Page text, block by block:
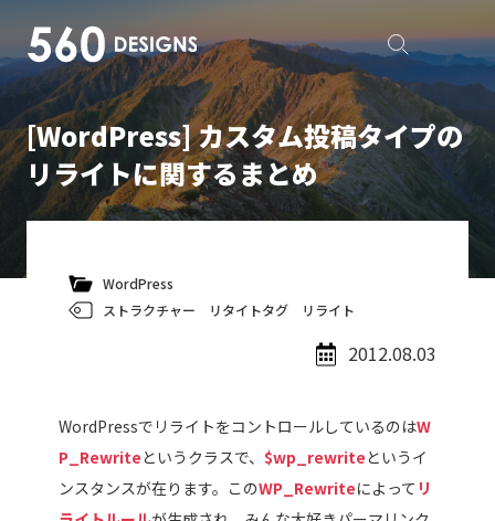
[WordPress] カスタム投稿タイプの
リライトに関するまとめ
WordPress
ストラクチャー
リタイトタグ リライト
2012.08.03
WordPressでリライトをコントロールしているのはW
P_Rewriteというクラスで、 $wp_rewriteというイ
ンスタンスが在ります。このWP_Rewriteによって リ